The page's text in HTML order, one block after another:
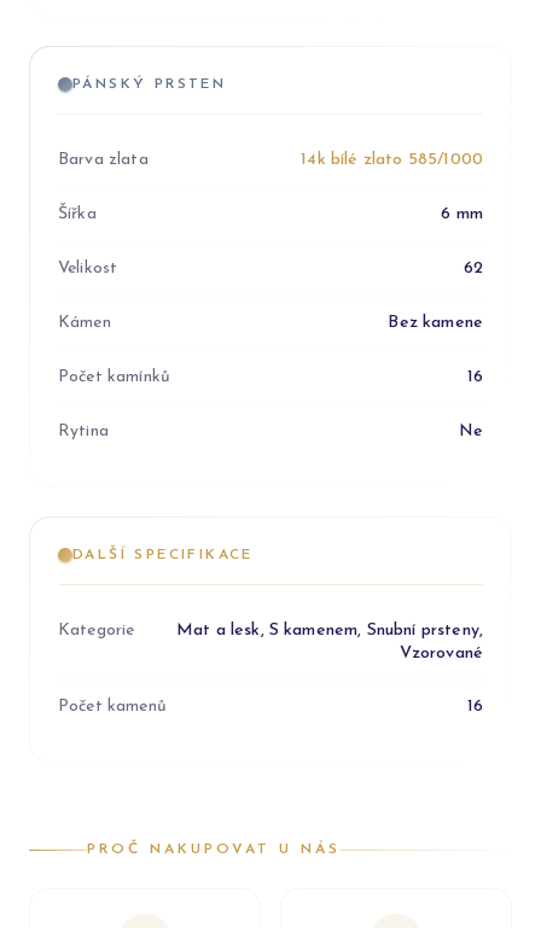
PÁNSKÝ PRSTEN
Barva zlata 14k bílé zlato 585/1000
Šířka 6 mm
Velikost 62
Kámen Bez kamene
Počet kamínků 16
Rytina Ne
DALŠÍ SPECIFIKACE
Kategorie
Mat a lesk, S kamenem, Snubní prsteny,
Vzorované
Počet kamenů 16
PROČ NAKUPOVAT U NÁS